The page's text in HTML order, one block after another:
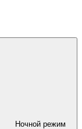
Ночной режим